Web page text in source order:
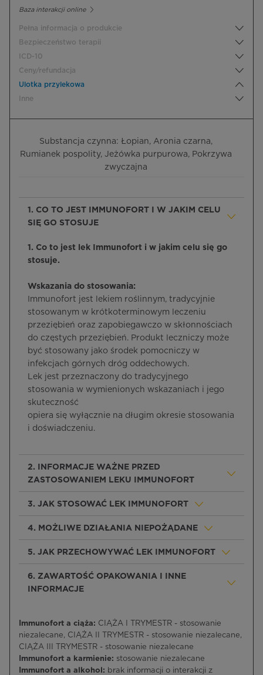
Baza interakcji online
Pełna informacja o produkcie
Bezpieczeństwo terapii
ICD-10
Ceny/refundacja
Ulotka przylekowa
Inne
Substancja czynna: Łopian, Aronia czarna,
Rumianek pospolity, Jeżówka purpurowa, Pokrzywa
zwyczajna
1. CO TO JEST IMMUNOFORT I W JAKIM CELU
SIĘ GO STOSUJE
1. Co to jest lek Immunofort i w jakim celu się go
stosuje.
Wskazania do stosowania:
Immunofort jest lekiem roślinnym, tradycyjnie
stosowanym w krótkoterminowym leczeniu
przeziębień oraz zapobiegawczo w skłonnościach
do częstych przeziębień. Produkt leczniczy może
być stosowany jako środek pomocniczy w
infekcjach górnych dróg oddechowych.
Lek jest przeznaczony do tradycyjnego
stosowania w wymienionych wskazaniach i jego
skuteczność
opiera się wyłącznie na długim okresie stosowania
i doświadczeniu.
2. INFORMACJE WAŻNE PRZED
ZASTOSOWANIEM LEKU IMMUNOFORT
3. JAK STOSOWAĆ LEK IMMUNOFORT
4. MOŻLIWE DZIAŁANIA NIEPOŻĄDANE
5. JAK PRZECHOWYWAĆ LEK IMMUNOFORT
6. ZAWARTOŚĆ OPAKOWANIA I INNE
INFORMACJE
Immunofort a ciąża: CIĄŻA I TRYMESTR - stosowanie
niezalecane, CIĄŻA II TRYMESTR - stosowanie niezalecane,
CIĄŻA III TRYMESTR - stosowanie niezalecane
Immunofort a karmienie: stosowanie niezalecane
Immunofort a alkohol: brak informacji o interakcji z